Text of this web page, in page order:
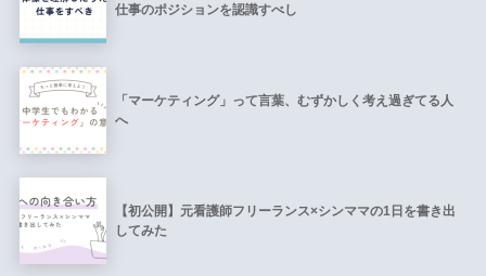
仕事のポジションを認識すべし
「マーケティング」って言葉、むずかしく考え過ぎてる人
へ
【初公開】元看護師フリーランス×シンママの1日を書き出
してみた